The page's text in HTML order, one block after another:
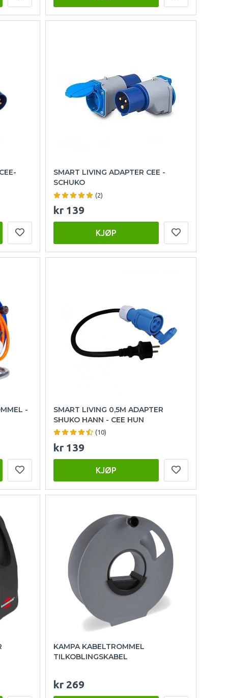
SMART LIVING ADAPTER CEE -
SCHUKO
(2)
kr 139
KJØP
-
SMART LIVING 0,5M ADAPTER
SHUKO HANN - CEE HUN
(10)
kr 139
KJØP
KAMPA KABELTROMMEL
TILKOBLINGSKABEL
kr 269